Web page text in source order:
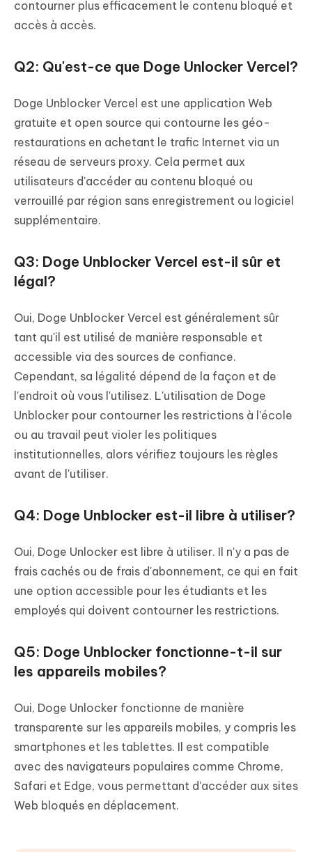
contourner plus efficacement le contenu bloqué et
accès à accès.
Q2: Qu'est-ce que Doge Unlocker Vercel?
Doge Unblocker Vercel est une application Web
gratuite et open source qui contourne les géo-
restaurations en achetant le trafic Internet via un
réseau de serveurs proxy. Cela permet aux
utilisateurs d'accéder au contenu bloqué ou
verrouillé par région sans enregistrement ou logiciel
supplémentaire.
Q3: Doge Unblocker Vercel est-il sûr et
légal?
Oui, Doge Unblocker Vercel est généralement sûr
tant qu'il est utilisé de manière responsable et
accessible via des sources de confiance.
Cependant, sa légalité dépend de la façon et de
l'endroit où vous l'utilisez. L'utilisation de Doge
Unblocker pour contourner les restrictions à l'école
ou au travail peut violer les politiques
institutionnelles, alors vérifiez toujours les règles
avant de l'utiliser.
Q4: Doge Unblocker est-il libre à utiliser?
Oui, Doge Unlocker est libre à utiliser. Il n'y a pas de
frais cachés ou de frais d'abonnement, ce qui en fait
une option accessible pour les étudiants et les
employés qui doivent contourner les restrictions.
Q5: Doge Unblocker fonctionne-t-il sur
les appareils mobiles?
Oui, Doge Unlocker fonctionne de manière
transparente sur les appareils mobiles, y compris les
smartphones et les tablettes. Il est compatible
avec des navigateurs populaires comme Chrome,
Safari et Edge, vous permettant d'accéder aux sites
Web bloqués en déplacement.